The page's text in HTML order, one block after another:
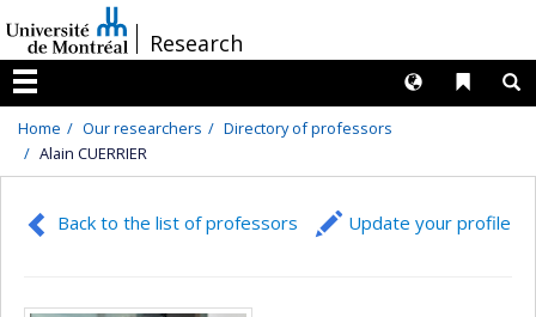
au
contenu
/Research
Menu
Liens
Langues
Home Our researchers
Directory of professors
Alain CUERRIER
Back to the list of professors Update your profile